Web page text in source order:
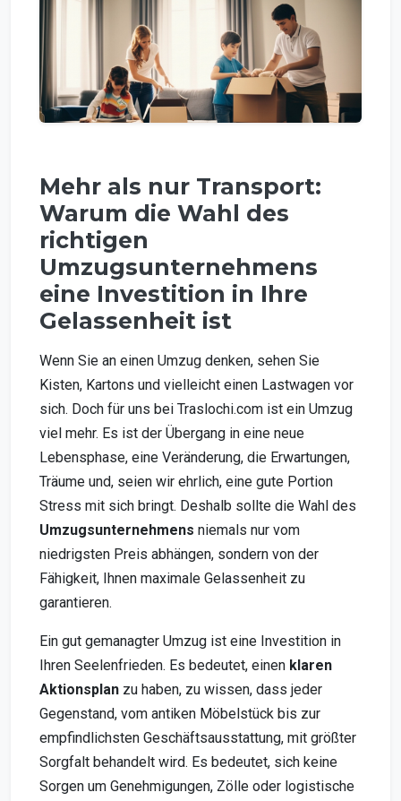
Mehr als nur Transport:
Warum die Wahl des
richtigen
Umzugsunternehmens
eine Investition in Ihre
Gelassenheit ist
Wenn Sie an einen Umzug denken, sehen Sie
Kisten, Kartons und vielleicht einen Lastwagen vor
sich. Doch für uns bei Traslochi.com ist ein Umzug
viel mehr. Es ist der Übergang in eine neue
Lebensphase, eine Veränderung, die Erwartungen,
Träume und, seien wir ehrlich, eine gute Portion
Stress mit sich bringt. Deshalb sollte die Wahl des
Umzugsunternehmens niemals nur vom
niedrigsten Preis abhängen, sondern von der
Fähigkeit, Ihnen maximale Gelassenheit zu
garantieren.
Ein gut gemanagter Umzug ist eine Investition in
Ihren Seelenfrieden. Es bedeutet, einen klaren
Aktionsplan zu haben, zu wissen, dass jeder
Gegenstand, vom antiken Möbelstück bis zur
empfindlichsten Geschäftsausstattung, mit größter
Sorgfalt behandelt wird. Es bedeutet, sich keine
Sorgen um Genehmigungen, Zölle oder logistische